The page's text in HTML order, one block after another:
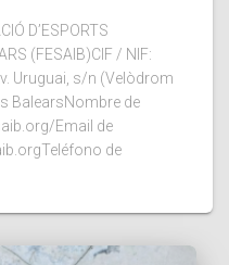
D’ESPORTS
(FESAIB)CIF / NIF:
Uruguai, s/n (Velòdrom
BalearsNombre de
Email de
de